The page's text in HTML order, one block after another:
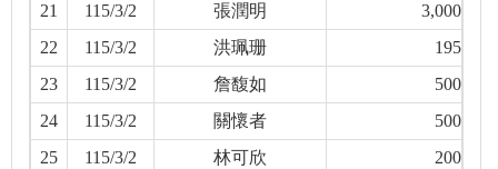
21
115/3/2 張潤明
3,000
22
115/3/2 洪珮珊
195
23
115/3/2 詹馥如
500
24
115/3/2 關懷者
500
25
115/3/2 林可欣
200